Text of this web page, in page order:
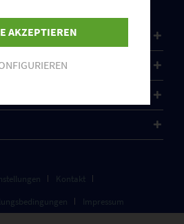
Kontakt
Impressum
AKZEPTIEREN